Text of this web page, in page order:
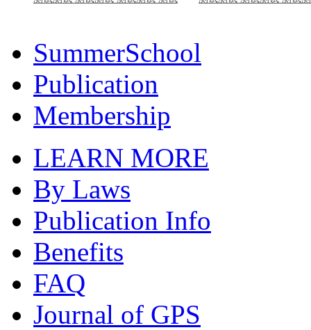
SummerSchool
Publication
Membership
LEARN MORE
By Laws
Publication Info
Benefits
FAQ
Journal of GPS